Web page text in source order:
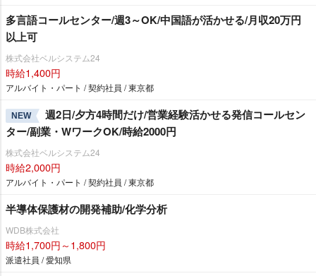
多言語コールセンター/週3～OK/中国語が活かせる/月収20万円
以上可
株式会社ベルシステム24
時給1,400円
アルバイト・パート / 契約社員 / 東京都
NEW
週2日/夕方4時間だけ/営業経験活かせる発信コールセン
ター/副業・WワークOK/時給2000円
株式会社ベルシステム24
時給2,000円
アルバイト・パート / 契約社員 / 東京都
半導体保護材の開発補助/化学分析
WDB株式会社
時給1,700円～1,800円
派遣社員 / 愛知県